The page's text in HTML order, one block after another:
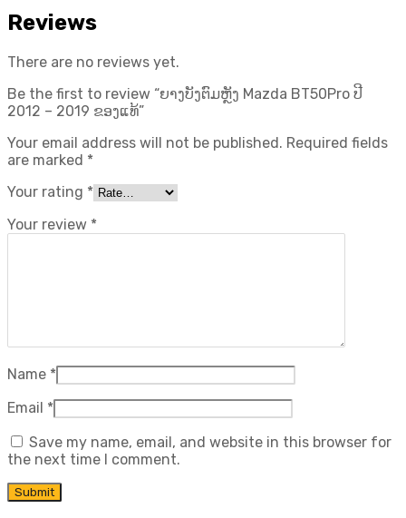
Reviews
There are no reviews yet.
Be the first to review “ຍາງບັງຕົມຫຼັງ Mazda BT50Pro ປີ
2012 – 2019 ຂອງແທ້”
Your email address will not be published. Required fields
are marked *
Your rating *
Your review *
Name *
Email *
Save my name, email, and website in this browser for
the next time I comment.